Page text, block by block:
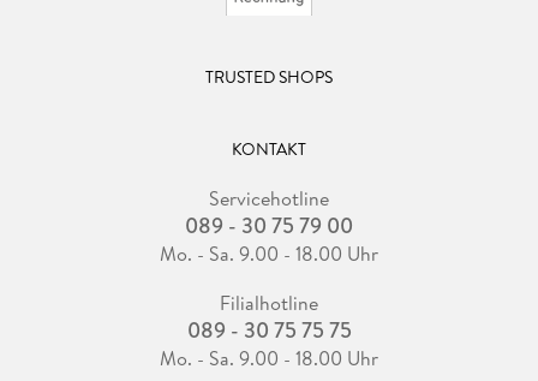
TRUSTED SHOPS
KONTAKT
Servicehotline
089 - 30 75 79 00
Mo. - Sa. 9.00 - 18.00 Uhr
Filialhotline
089 - 30 75 75 75
Mo. - Sa. 9.00 - 18.00 Uhr